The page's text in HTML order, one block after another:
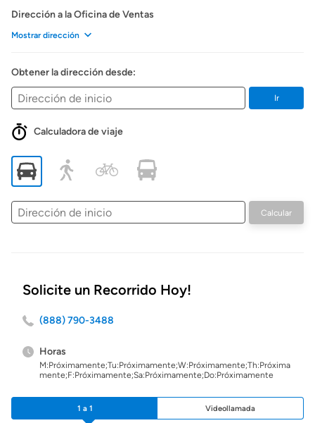
Dirección a la Oficina de Ventas
Mostrar dirección
Obtener la dirección desde:
Ir
Calculadora de viaje
Dirección
de
Calcular
Solicite un Recorrido Hoy!
(888) 790-3488
Horas
M:Próximamente;Tu:Próximamente;W:Próximamente;Th:Próxima
mente;F:Próximamente;Sa:Próximamente;Do:Próximamente
1 a 1 Videollamada